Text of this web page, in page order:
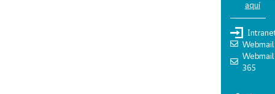
aquí
Webmail
Webmail
365